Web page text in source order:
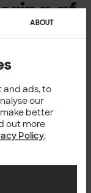
ABOUT
and ads, to
our
better
out more
Policy.
af
og analyser
udnyttelse af
på dette.
og
de adspurgte
fra